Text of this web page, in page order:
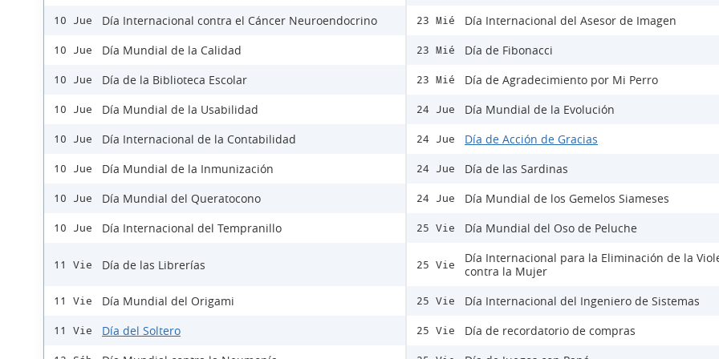
10 Jue Día Internacional contra el Cáncer Neuroendocrino
10 Jue Día Mundial de la Calidad
10 Jue Día de la Biblioteca Escolar
10 Jue Día Mundial de la Usabilidad
10 Jue Día Internacional de la Contabilidad
10 Jue Día Mundial de la Inmunización
10 Jue Día Mundial del Queratocono
10 Jue Día Internacional del Tempranillo
11 Vie Día de las Librerías
11 Vie Día Mundial del Origami
11 Vie Día del Soltero
23 Mié Día Internacional del Asesor de Imagen
23 Mié Día de Fibonacci
23 Mié Día de Agradecimiento por Mi Perro
24 Jue Día Mundial de la Evolución
24 Jue Día de Acción de Gracias
24 Jue Día de las Sardinas
24 Jue Día Mundial de los Gemelos Siameses
25 Vie Día Mundial del Oso de Peluche
25 Vie
Día Internacional para la Eliminación de la
contra la Mujer
25 Vie Día Internacional del Ingeniero de Sistemas
25 Vie Día de recordatorio de compras